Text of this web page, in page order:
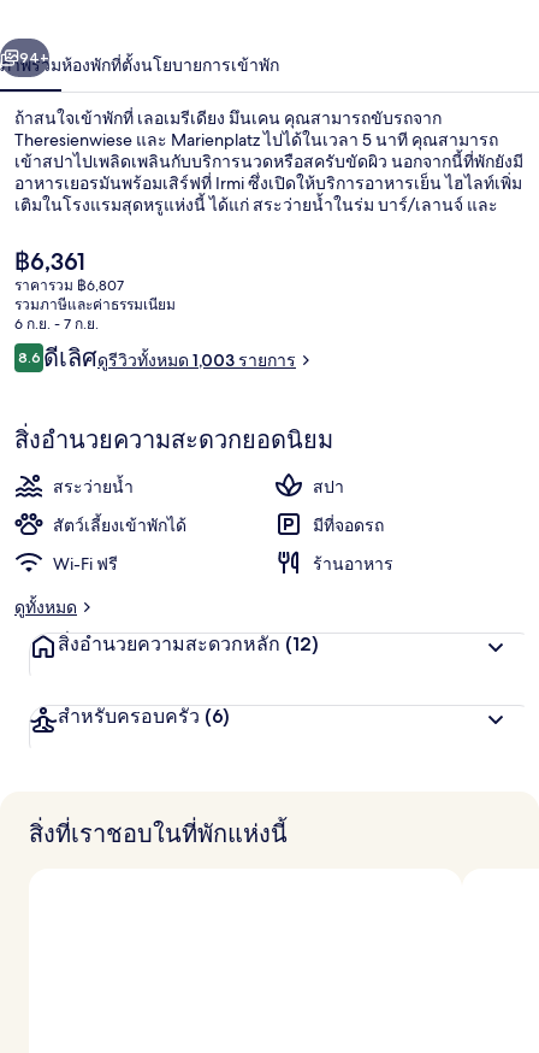
มึน
เคน
า
ถัดไป
94+
ภาพรวมห้องพักที่ตั้งนโยบายการเข้าพัก
ถ้าสนใจเข้าพักที่ เลอเมรีเดียง มึนเคน คุณสามารถขับรถจาก
Theresienwiese และ Marienplatz ไปได้ในเวลา 5 นาที คุณสามารถ
เข้าสปาไปเพลิดเพลินกับบริการนวดหรือสครับขัดผิว นอกจากนี้ที่พักยังมี
อาหารเยอรมันพร้อมเสิร์ฟที่ Irmi ซึ่งเปิดให้บริการอาหารเย็น ไฮไลท์เพิ่ม
เติมในโรงแรมสุดหรูแห่งนี้ ได้แก่ สระว่ายน้ำในร่ม บาร์/เลานจ์ และ
สาธารณะ: เดิน 3 นาทีถึง สถานีรถราง Holzkirchner Bahnhof และ 4
นาทีถึง สถานี U-Bahnเซ็นทรัล
ราคา
ปัจจุบัน
฿6,361
฿6,361
ราคารวม ฿6,807
รวมภาษีและค่าธรรมเนียม
6 ก.ย. - 7 ก.ย.
รีวิว
8.68.6 จาก 10
ดีเลิศดูรีวิวทั้งหมด 1,003 รายการ
สิ่งอำนวยความสะดวกยอดนิยม
สระว่ายน้ำ
สปา
สัตว์เลี้ยงเข้าพักได้
มีที่จอดรถ
Wi-Fi ฟรี
ร้านอาหาร
ดูทั้งหมด
สิ่งอำนวยความสะดวกหลัก (12)
สำหรับครอบครัว (6)
สิ่งที่เราชอบในที่พักแห่งนี้